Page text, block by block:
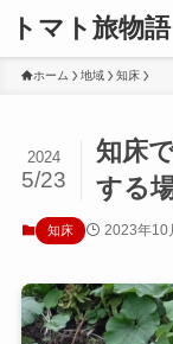
トマト旅物語
ホーム 地域 知床
知床
する
2024
5/23
知床 2023年10